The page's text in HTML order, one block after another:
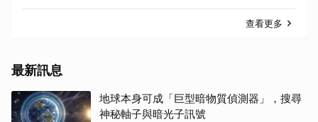
查看更多
最新訊息
地球本身可成「巨型暗物質偵測器」，搜尋
神秘軸子與暗光子訊號